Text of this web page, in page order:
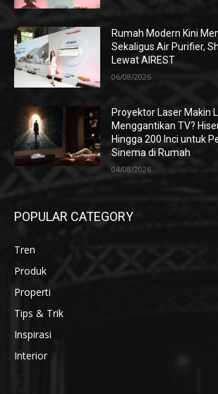
Rumah Modern Kini
Sekaligus Air Purifier,
Lewat AIREST
06/08/2026
Proyektor Laser Makin
Menggantikan TV?
Hingga 200 Inci untuk
Sinema di Rumah
04/08/2026
POPULAR CATEGORY
Tren
Produk
Properti
Tips & Trik
Inspirasi
Interior